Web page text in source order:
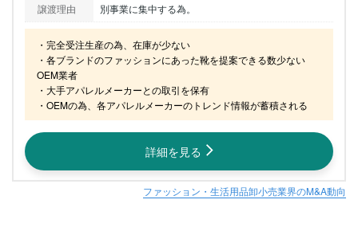
譲渡理由
別事業に集中する為。
・完全受注生産の為、在庫が少ない
・各ブランドのファッションにあった靴を提案できる数少ない
OEM業者
・大手アパレルメーカーとの取引を保有
・OEMの為、各アパレルメーカーのトレンド情報が蓄積される
詳細を見る
ファッション・生活用品卸小売業界のM&A動向